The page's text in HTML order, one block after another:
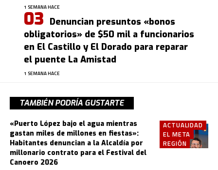
1 SEMANA HACE
Denuncian presuntos «bonos
obligatorios» de $50 mil a funcionarios
en El Castillo y El Dorado para reparar
el puente La Amistad
1 SEMANA HACE
TAMBIÉN PODRÍA GUSTARTE
ACTUALIDAD
EL META
REGIÓN
«Puerto López bajo el agua mientras
gastan miles de millones en fiestas»:
Habitantes denuncian a la Alcaldía por
millonario contrato para el Festival del
Canoero 2026